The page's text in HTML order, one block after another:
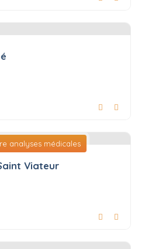
analyses médicales
Viateur